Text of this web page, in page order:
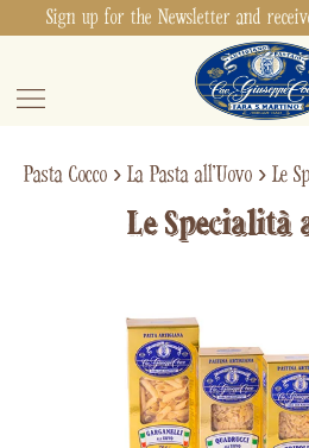
Sign up for the Newsletter and
Pasta Cocco › La Pasta all'Uovo › Le
Le Specialità